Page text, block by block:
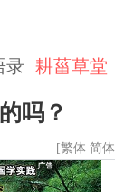
录 耕菑草堂
吗？
[繁体 简体